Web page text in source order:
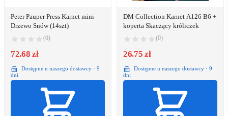
Peter Pauper Press Karnet mini
Drzewo Snów (14szt)
(0)
72.68 zł
Dostępne u naszego dostawcy · 9
dni
DM Collection Karnet A126 B6 +
koperta Skaczący króliczek
(0)
26.75 zł
Dostępne u naszego dostawcy · 9
dni